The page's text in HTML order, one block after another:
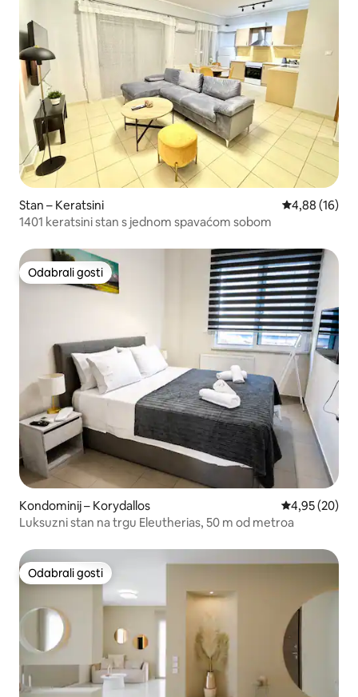
Stan – Keratsini Prosječna
4,88 (16)
1401 keratsini stan s jednom spavaćom sobom
Odabrali gosti
Odabrali gosti
Kondominij – Korydallos Prosječna
4,95 (20)
Luksuzni stan na trgu Eleutherias, 50 m od metroa
Odabrali gosti
Odabrali gosti